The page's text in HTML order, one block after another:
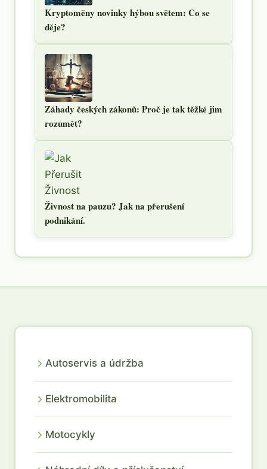
Kryptoměny novinky hýbou světem: Co se
děje?
Záhady českých zákonů: Proč je tak těžké jim
rozumět?
Živnost na pauzu? Jak na přerušení
podnikání.
Autoservis a údržba
Elektromobilita
Motocykly